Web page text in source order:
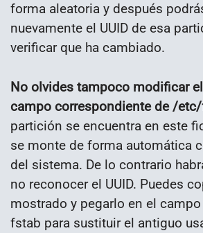
forma aleatoria y después
nuevamente el UUID de esa
verificar que ha cambiado.
No olvides tampoco modificar el
campo correspondiente de /
partición se encuentra en este
se monte de forma automática
del sistema. De lo contrario
no reconocer el UUID. Puedes
mostrado y pegarlo en el
fstab para sustituir el antiguo